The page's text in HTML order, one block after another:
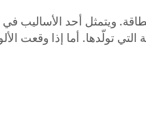
ويتمثل أحد الأساليب في
تولّدها. أما إذا وقعت